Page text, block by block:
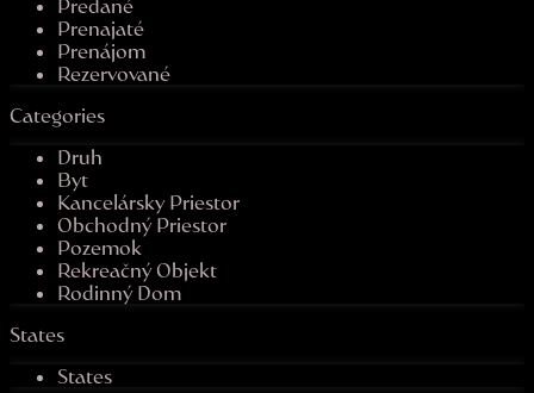
Predané
Prenajaté
Prenájom
Rezervované
Categories
Druh
Byt
Kancelársky Priestor
Obchodný Priestor
Pozemok
Rekreačný Objekt
Rodinný Dom
States
States